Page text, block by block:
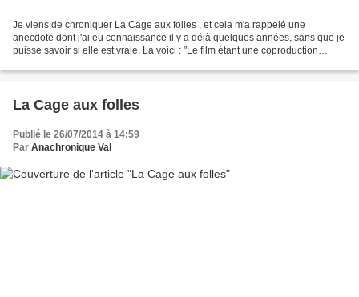
Je viens de chroniquer La Cage aux folles , et cela m'a rappelé une
anecdote dont j'ai eu connaissance il y a déjà quelques années, sans que je
puisse savoir si elle est vraie. La voici : "Le film étant une coproduction
La Cage aux folles
Publié le 26/07/2014 à 14:59
Par Anachronique Val